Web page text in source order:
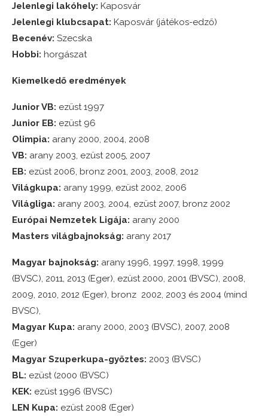
Jelenlegi lakóhely: Kaposvár
Jelenlegi klubcsapat: Kaposvár (játékos-edző)
Becenév: Szecska
Hobbi: horgászat
Kiemelkedő eredmények
Junior VB: ezüst 1997
Junior EB: ezüst 96
Olimpia: arany 2000, 2004, 2008
VB: arany 2003, ezüst 2005, 2007
EB: ezüst 2006, bronz 2001, 2003, 2008, 2012
Világkupa: arany 1999, ezüst 2002, 2006
Világliga: arany 2003, 2004, ezüst 2007, bronz 2002
Európai Nemzetek Ligája: arany 2000
Masters világbajnokság: arany 2017
Magyar bajnokság: arany 1996, 1997, 1998, 1999
(BVSC), 2011, 2013 (Eger), ezüst 2000, 2001 (BVSC), 2008,
2009, 2010, 2012 (Eger), bronz 2002, 2003 és 2004 (mind
BVSC),
Magyar Kupa: arany 2000, 2003 (BVSC), 2007, 2008
(Eger)
Magyar Szuperkupa-győztes: 2003 (BVSC)
BL: ezüst (2000 (BVSC)
KEK: ezüst 1996 (BVSC)
LEN Kupa: ezüst 2008 (Eger)